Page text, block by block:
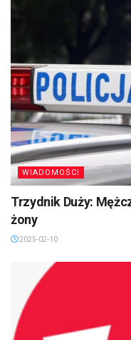
WIADOMOŚCI
Trzydnik Duży:
żony
2025-02-10